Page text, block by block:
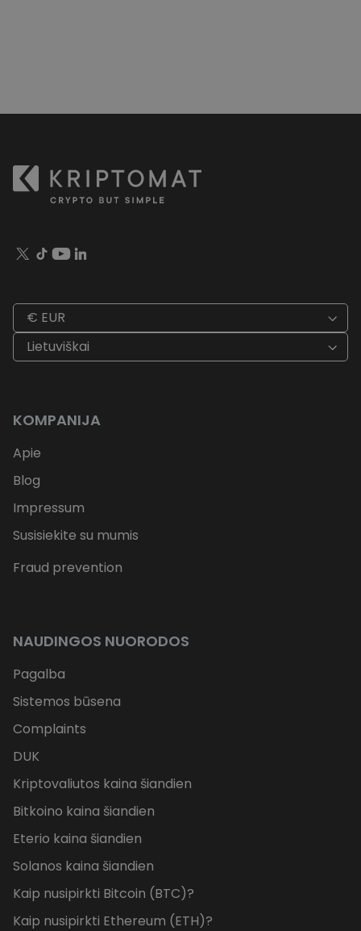
€ EUR
Lietuviškai
KOMPANIJA
Apie
Blog
Impressum
Susisiekite su mumis
Fraud prevention
NAUDINGOS NUORODOS
Pagalba
Sistemos būsena
Complaints
DUK
Kriptovaliutos kaina šiandien
Bitkoino kaina šiandien
Eterio kaina šiandien
Solanos kaina šiandien
Kaip nusipirkti Bitcoin (BTC)?
Kaip nusipirkti Ethereum (ETH)?